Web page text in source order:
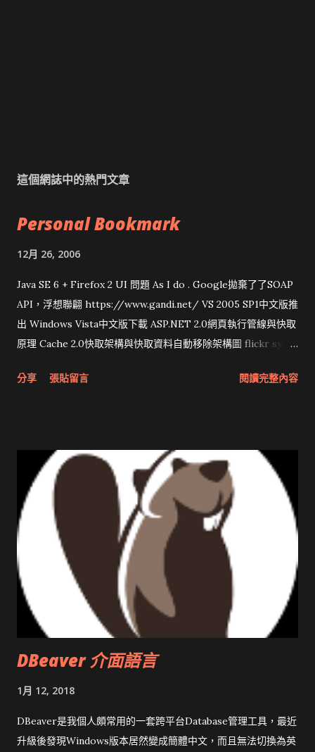
這個網誌中的熱門文章
Personal Bookmark
12月 26, 2006
Java SE 6 + Firefox 2 UI 問題 As I do . Google拋棄了了SOAP
API，浮想聯翩 https://www.gandi.net/ VS 2005 SP1中文版推
出 Windows Vista中文版下載 ASP.NET 2.0網頁執行管線與快取
原理 Cache 2.0快取架構與快取資料自動移除架構圖 flickr sync
圖治推動改革 Wait and see 國內某SOC疑遭駭客入侵 大砲開講
分享 張貼留言 閱讀完整內容
DBeaver 介面語言
1月 12, 2018
DBeaver是我個人頗常用的一套跨平台Database管理工具，最近
升級後發現Windows版本居然變成簡體中文，而且無法切換為英